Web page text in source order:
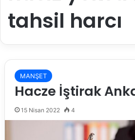
tahsil harcı
MANŞET
Hacze İştirak
15 Nisan 2022 4